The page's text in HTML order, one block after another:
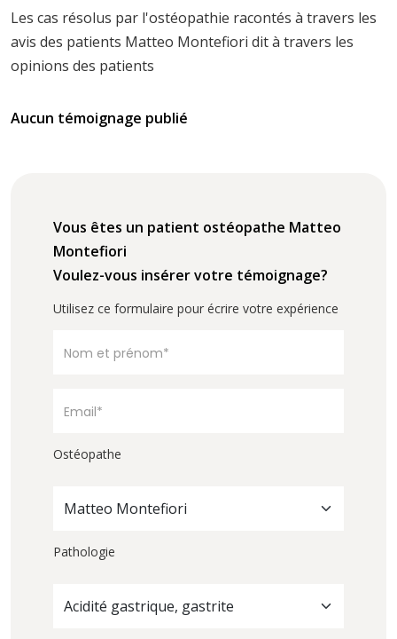
Les cas résolus par l'ostéopathie racontés à travers les
avis des patients Matteo Montefiori dit à travers les
opinions des patients
Aucun témoignage publié
Vous êtes un patient ostéopathe Matteo
Montefiori
Voulez-vous insérer votre témoignage?
Utilisez ce formulaire pour écrire votre expérience
Ostéopathe
Matteo Montefiori
Pathologie
Acidité gastrique, gastrite